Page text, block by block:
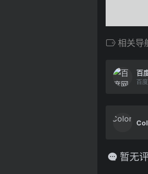
相关导
百
暂无